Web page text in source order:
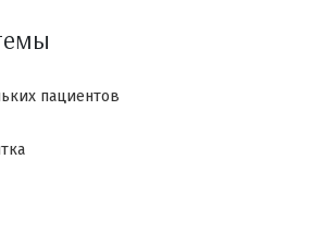
пациентов